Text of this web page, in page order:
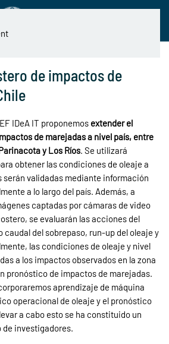
de impactos de
IDeA IT proponemos extender el
de marejadas a nivel país, entre
y Los Ríos. Se utilizará
obtener las condiciones de oleaje a
serán validadas mediante información
a lo largo del país. Además, a
captadas por cámaras de video
se evaluarán las acciones del
caudal del sobrepaso, run-up del oleaje y
las condiciones de oleaje y nivel
a los impactos observados en la zona
pronóstico de impactos de marejadas.
aprendizaje de máquina
operacional de oleaje y el pronóstico
a cabo esto se ha constituido un
investigadores.